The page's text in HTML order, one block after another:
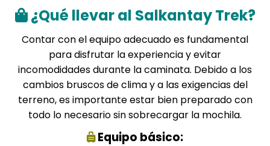
¿Qué llevar al Salkantay Trek?
Contar con el equipo adecuado es fundamental
para disfrutar la experiencia y evitar
incomodidades durante la caminata. Debido a los
cambios bruscos de clima y a las exigencias del
terreno, es importante estar bien preparado con
todo lo necesario sin sobrecargar la mochila.
Equipo básico: